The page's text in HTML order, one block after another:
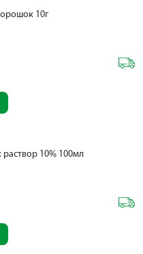
10г
10% 100мл